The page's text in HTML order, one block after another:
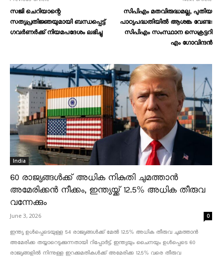
സജി ചെറിയാന്റെ
സത്യപ്രതിജ്ഞയുമായി ബന്ധപ്പെട്ട്
ഗവർണർക്ക് നിയമപദേശം ലഭിച്ചു
സിപിഎം മതവിരുദ്ധമല്ല, പുതിയ
പാഠ്യപദ്ധതിയിൽ ആശങ്ക വേണ്ട:
സിപിഎം സംസ്ഥാന സെക്രട്ടറി
എം ഗോവിന്ദൻ
India
60 രാജ്യങ്ങൾക്ക് അധിക നികുതി ചുമത്താൻ
അമേരിക്കൻ നീക്കം, ഇന്ത്യയ്ക്ക് 12.5% അധിക തീരുവ
വന്നേക്കും
June 3, 2026 0
ഇന്ത്യ ഉൾപ്പെടെയുള്ള 54 രാജ്യങ്ങൾക്ക് മേൽ 12.5% അധിക തീരുവ ചുമത്താൻ
അമേരിക്ക തയ്യാറെടുക്കുന്നതായി റിപ്പോർട്ട്. ഇന്ത്യയും ചൈനയും ഉൾപ്പെടെ 60
രാജ്യങ്ങളിൽ നിന്നുള്ള ഇറക്കുമതികൾക്ക് അമേരിക്ക 12.5% ​​വരെ തീരുവ